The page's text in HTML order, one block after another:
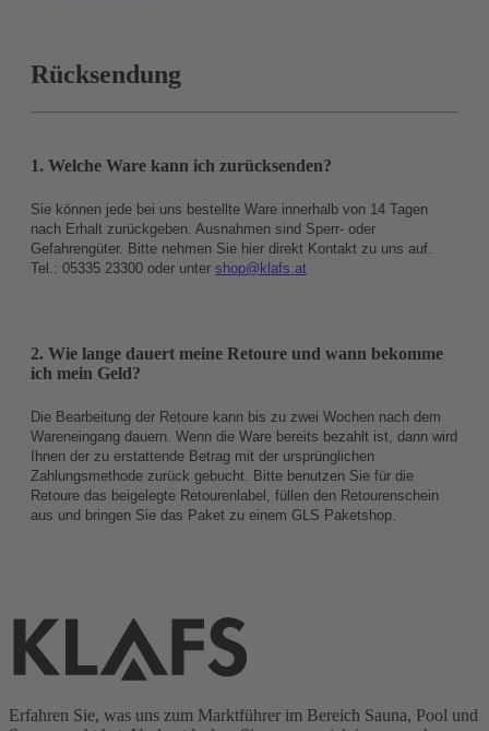
Rücksendung
1. Welche Ware kann ich zurücksenden?
Sie können jede bei uns bestellte Ware innerhalb von 14 Tagen
nach Erhalt zurückgeben. Ausnahmen sind Sperr- oder
Gefahrengüter. Bitte nehmen Sie hier direkt Kontakt zu uns auf.
Tel.: 05335 23300 oder unter shop@klafs.at
2. Wie lange dauert meine Retoure und wann bekomme
ich mein Geld?
Die Bearbeitung der Retoure kann bis zu zwei Wochen nach dem
Wareneingang dauern. Wenn die Ware bereits bezahlt ist, dann wird
Ihnen der zu erstattende Betrag mit der ursprünglichen
Zahlungsmethode zurück gebucht. Bitte benutzen Sie für die
Retoure das beigelegte Retourenlabel, füllen den Retourenschein
aus und bringen Sie das Paket zu einem GLS Paketshop.
Erfahren Sie, was uns zum Marktführer im Bereich Sauna, Pool und